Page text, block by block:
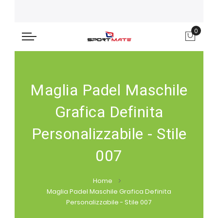
0
Maglia Padel Maschile
Grafica Definita
Personalizzabile - Stile
007
Home
Maglia Padel Maschile Grafica Definita
Personalizzabile - Stile 007